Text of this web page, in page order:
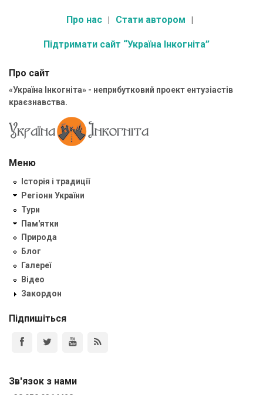
Про нас Стати автором
Підтримати сайт “Україна Інкогніта”
Про сайт
«Україна Інкогніта» - неприбутковий проект ентузіастів
краєзнавства.
Меню
Історія і традиції
Регіони України
Тури
Пам'ятки
Природа
Блог
Галереї
Відео
Закордон
Підпишіться
Зв'язок з нами